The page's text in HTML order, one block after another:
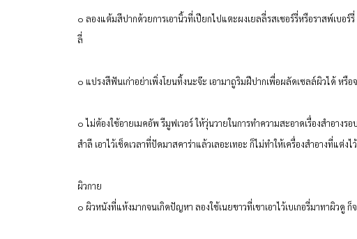
๐ ลองแต้มสีปากด้วยการเอานิ้วที่เปียกไปแตะผงเยลลี่รสเชอร์รี่หรือราสพ์เบอ
ลี่
๐ แปรงสีฟันเก่าอย่าเพิ่งโยนทิ้งนะจ๊ะ เอามาถูริมฝีปากเพื่อผลัดเซลล์ผิวได้ หรื
๐ ไม่ต้องใช้อายเมคอัพ รีมูฟเวอร์ ให้วุ่นวายในการทำความสะอาดเรื่องสำอา
สำลี เอาไว้เช็ดเวลาที่ปัดมาสคาร่าแล้วเลอะเทอะ ก็ไม่ทำให้เครื่องสำอางที่แต่ง
ผิวกาย
๐ ผิวหนังที่แห้งมากจนเกิดปัญหา ลองใช้เนยขาวที่เขาเอาไว้เบเกอรี่มาทาผิวดู ก็